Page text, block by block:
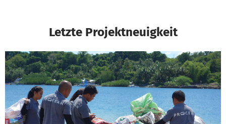
Letzte Projektneuigkeit